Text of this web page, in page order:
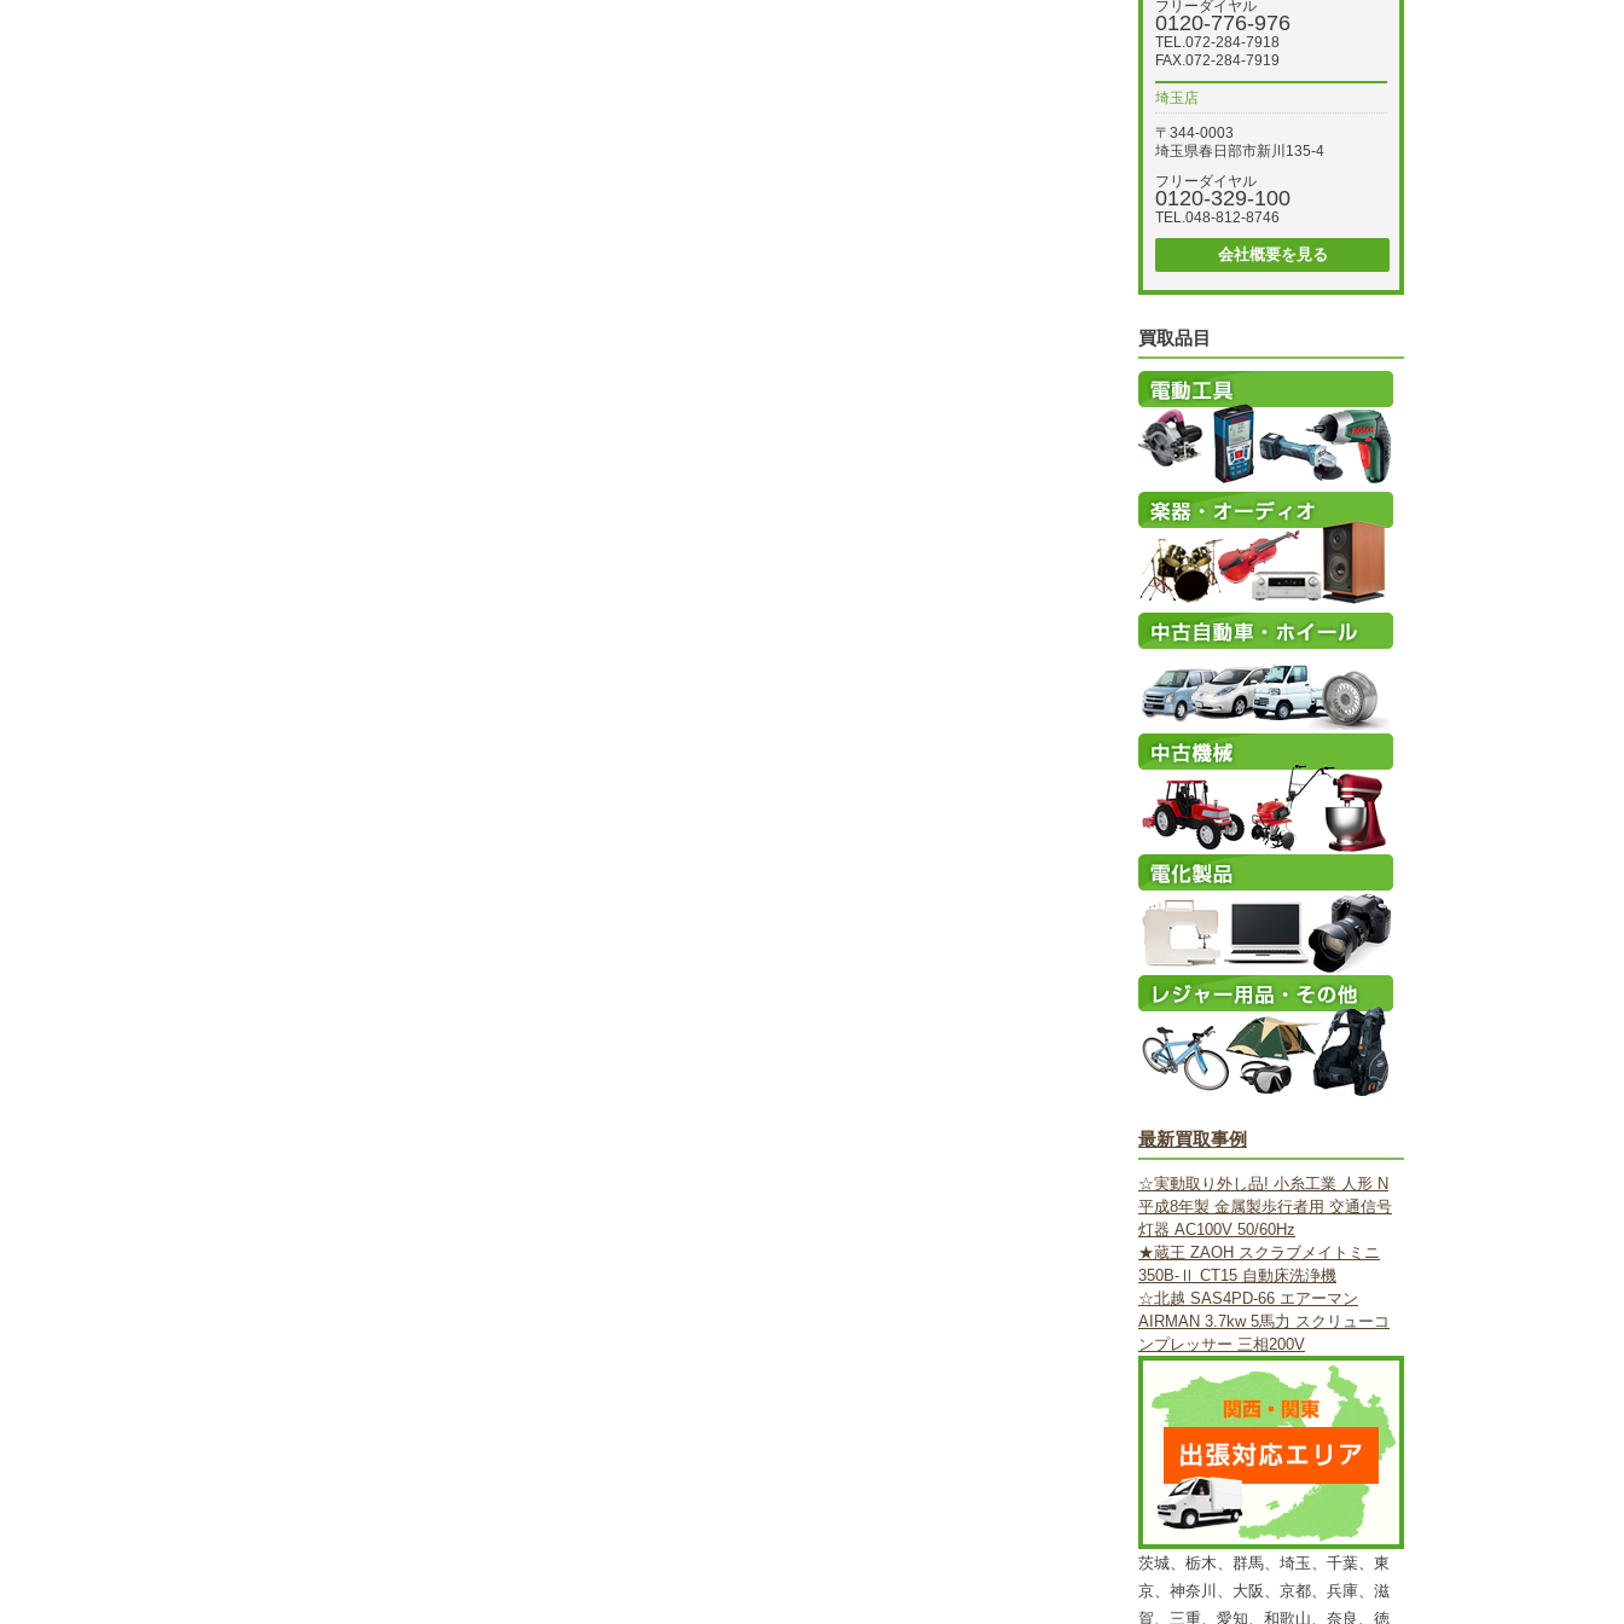
フリーダイヤル
0120-776-976
TEL.072-284-7918
FAX.072-284-7919
埼玉店
〒344-0003
埼玉県春日部市新川135-4
フリーダイヤル
0120-329-100
TEL.048-812-8746
会社概要を見る
買取品目
最新買取事例
☆実動取り外し品! 小糸工業 人形 N
平成8年製 金属製歩行者用 交通信号
灯器 AC100V 50/60Hz
★蔵王 ZAOH スクラブメイトミニ
350B-Ⅱ CT15 自動床洗浄機
☆北越 SAS4PD-66 エアーマン
AIRMAN 3.7kw 5馬力 スクリューコ
ンプレッサー 三相200V
茨城、栃木、群馬、埼玉、千葉、東
京、神奈川、大阪、京都、兵庫、滋
賀、三重、愛知、和歌山、奈良、徳